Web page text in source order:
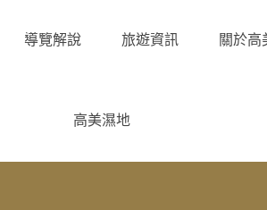
導覽解說 旅遊資訊 關於高
高美濕地